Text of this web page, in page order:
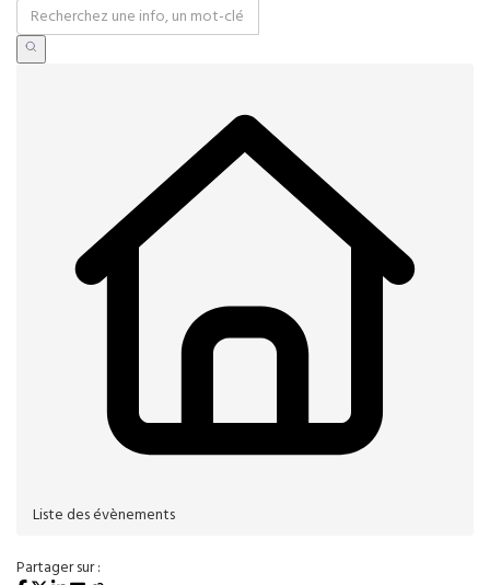
Liste des évènements
Partager sur :